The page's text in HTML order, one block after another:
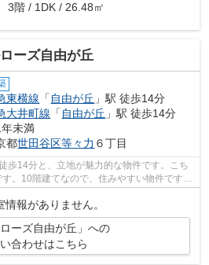
3階 / 1DK / 26.48㎡
ーズ自由が丘
東横線 「 自由が丘 」駅 徒歩14分
大井町線 「 自由が丘 」駅 徒歩14分
未満
都世田谷区等々力 ６丁目
歩14分と、立地が魅力的な物件です。こち
。10階建てなので、住みやすい物件です。
の喜び...
情報がありません。
ローズ自由が丘」への
合わせはこちら